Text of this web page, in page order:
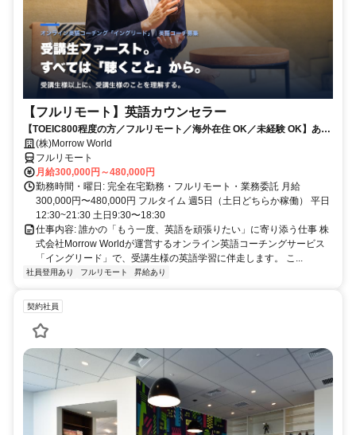
【フルリモート】英語カウンセラー
【TOEIC800程度の方／フルリモート／海外在住 OK／未経験 OK】あな
たが英語学習で経験した失敗も成功も。すべてが、受講生の人生を変え
るお仕事です。
(株)Morrow World
フルリモート
月給300,000円～480,000円
勤務時間・曜日: 完全在宅勤務・フルリモート・業務委託 月給
300,000円〜480,000円 フルタイム 週5日（土日どちらか稼働） 平日
12:30~21:30 土日9:30〜18:30
仕事内容: 誰かの「もう一度、英語を頑張りたい」に寄り添う仕事 株
式会社Morrow Worldが運営するオンライン英語コーチングサービス
「イングリード」で、受講生様の英語学習に伴走します。 こ...
社員登用あり フルリモート 昇給あり
契約社員